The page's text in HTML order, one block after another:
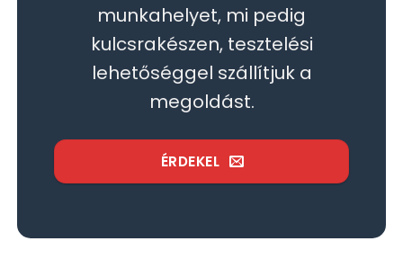
munkahelyet, mi pedig
kulcsrakészen, tesztelési
lehetőséggel szállítjuk a
megoldást.
ÉRDEKEL